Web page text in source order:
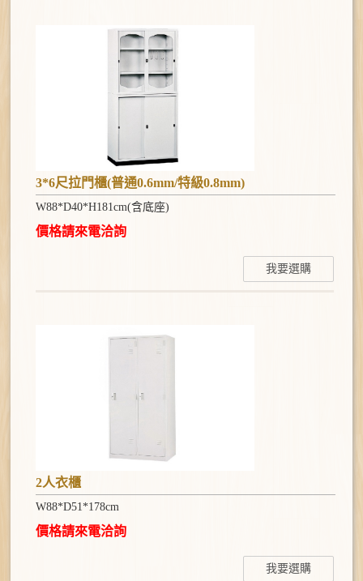
3*6尺拉門櫃(普通0.6mm/特級0.8mm)
W88*D40*H181cm(含底座)
價格請來電洽詢
我要選購
2人衣櫃
W88*D51*178cm
價格請來電洽詢
我要選購